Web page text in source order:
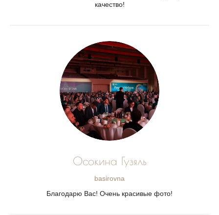
качество!
Осокина Гузяль
basirovna
Благодарю Вас! Очень красивые фото!